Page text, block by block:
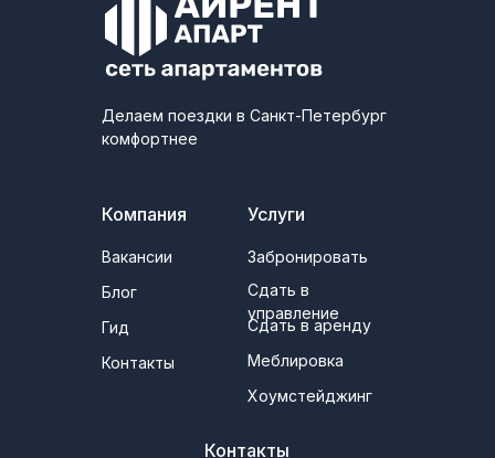
Делаем поездки в Санкт-Петербург
комфортнее
Компания
Вакансии
Блог
Гид
Контакты
Услуги
Сдать в
управление
Сдать в аренду
Меблировка
Хоумстейджинг
Забронировать
Контакты